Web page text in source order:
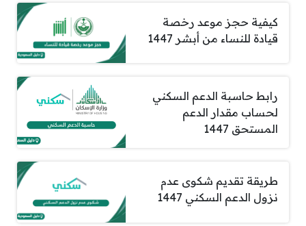
كيفية حجز موعد رخصة
قيادة للنساء من أبشر 1447
رابط حاسبة الدعم السكني
لحساب مقدار الدعم
المستحق 1447
طريقة تقديم شكوى عدم
نزول الدعم السكني 1447